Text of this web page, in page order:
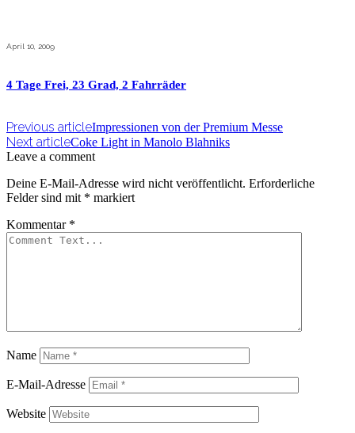
April 10, 2009
4 Tage Frei, 23 Grad, 2 Fahrräder
Previous articleImpressionen von der Premium Messe
Next articleCoke Light in Manolo Blahniks
Leave a comment
Deine E-Mail-Adresse wird nicht veröffentlicht. Erforderliche
Felder sind mit * markiert
Kommentar *
Name
E-Mail-Adresse
Website